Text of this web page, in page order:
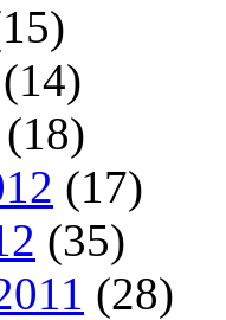
(14)
(18)
(17)
(35)
(28)